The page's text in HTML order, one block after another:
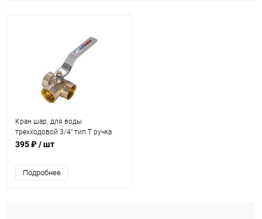
Кран шар. для воды
трехходовой 3/4" тип Т ручка
395 ₽/ шт
Подробнее